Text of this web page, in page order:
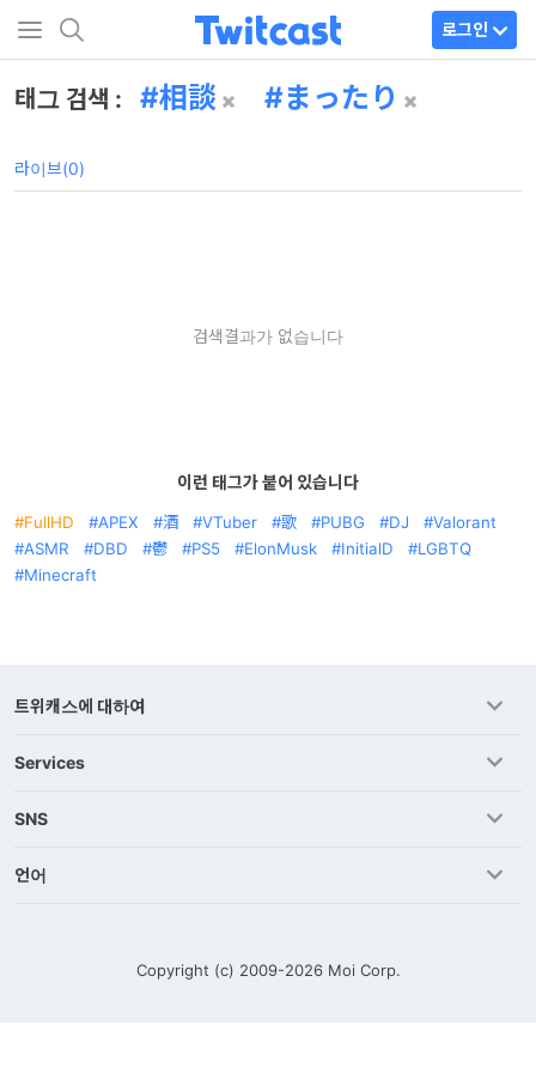
로그인
태그 검색 : 相談 まったり
라이브(0)
검색결과가 없습니다
이런 태그가 붙어 있습니다
FullHD APEX 酒 VTuber 歌 PUBG DJ
Valorant
ASMR
DBD 鬱 PS5 ElonMusk InitialD
LGBTQ
Minecraft
트위캐스에 대하여
Services
SNS
언어
Copyright (c) 2009-2026 Moi Corp.